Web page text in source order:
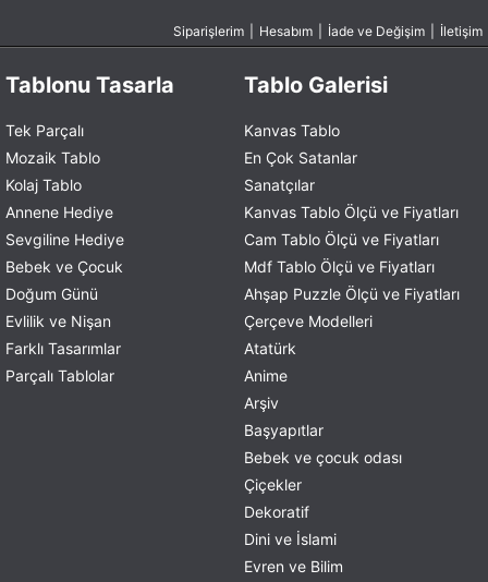
Siparişlerim Hesabım İade ve Değişim İletişim
Tablonu Tasarla
Tek Parçalı
Mozaik Tablo
Kolaj Tablo
Annene Hediye
Sevgiline Hediye
Bebek ve Çocuk
Doğum Günü
Evlilik ve Nişan
Farklı Tasarımlar
Parçalı Tablolar
Tablo Galerisi
Kanvas Tablo
En Çok Satanlar
Sanatçılar
Kanvas Tablo Ölçü ve Fiyatları
Cam Tablo Ölçü ve Fiyatları
Mdf Tablo Ölçü ve Fiyatları
Ahşap Puzzle Ölçü ve Fiyatları
Çerçeve Modelleri
Atatürk
Anime
Arşiv
Başyapıtlar
Bebek ve çocuk odası
Çiçekler
Dekoratif
Dini ve İslami
Evren ve Bilim